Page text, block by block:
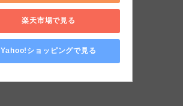
楽天市場で見る
Yahoo!ショッピングで見る